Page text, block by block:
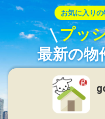
お気に入りの
プッ
最新の物